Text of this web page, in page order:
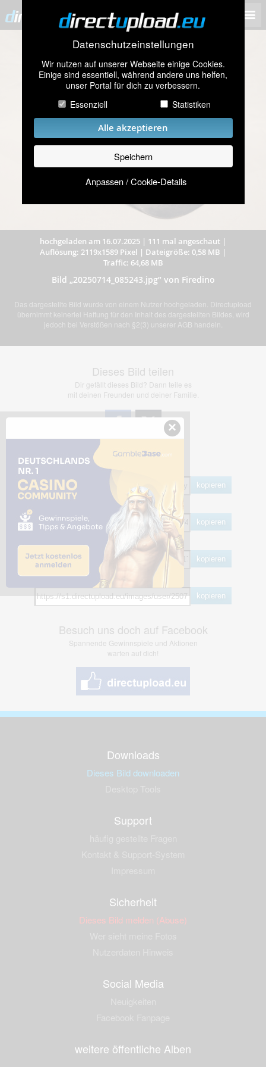
Datenschutzeinstellungen
Wir nutzen auf unserer Webseite einige Cookies.
Einige sind essentiell, während andere uns helfen,
unser Portal für dich zu verbessern.
Essenziell
Statistiken
Alle akzeptieren
Speichern
Anpassen / Cookie-Details
hochgeladen am 16.07.2025 | 111 mal angeschaut |
Auflösung: 2119x1589 Pixel | Dateigröße: 0,58 MB |
Traffic: 64,68 MB
Bild „20250714_085243.jpg” von Firedino
Das dargestellte Bild wurde von einem Nutzer hochgeladen. Directupload
übernimmt keinerlei Haftung für den Inhalt des dargestellten Bildes, wird
jedoch bei Verstößen nach §2(3) unserer AGB handeln.
Dieses Bild teilen
Dir gefällt dieses Bild? Dann teile es
mit deinen Freunden und deiner Familie.
Share Links
kopieren
HTML
kopieren
BB Code
kopieren
kopieren
Besuch uns doch auf Facebook
Spannende Gewinnspiele und Aktionen
warten auf dich!
Downloads
Dieses Bild downloaden
Support
Sicherheit
Dieses Bild melden (Abuse)
Social Media
weitere öffentliche Alben
×